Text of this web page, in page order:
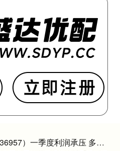
牛融网 汉维科技（836957）一季度利润承压 多措并举应对成本上涨与市场挑战